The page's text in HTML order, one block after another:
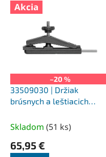
Akcia
–20 %
33509030 | Držiak
brúsnych a leštiacich
stopka 3,17 x 20 mm
Skladom (51 ks)
65,95 €